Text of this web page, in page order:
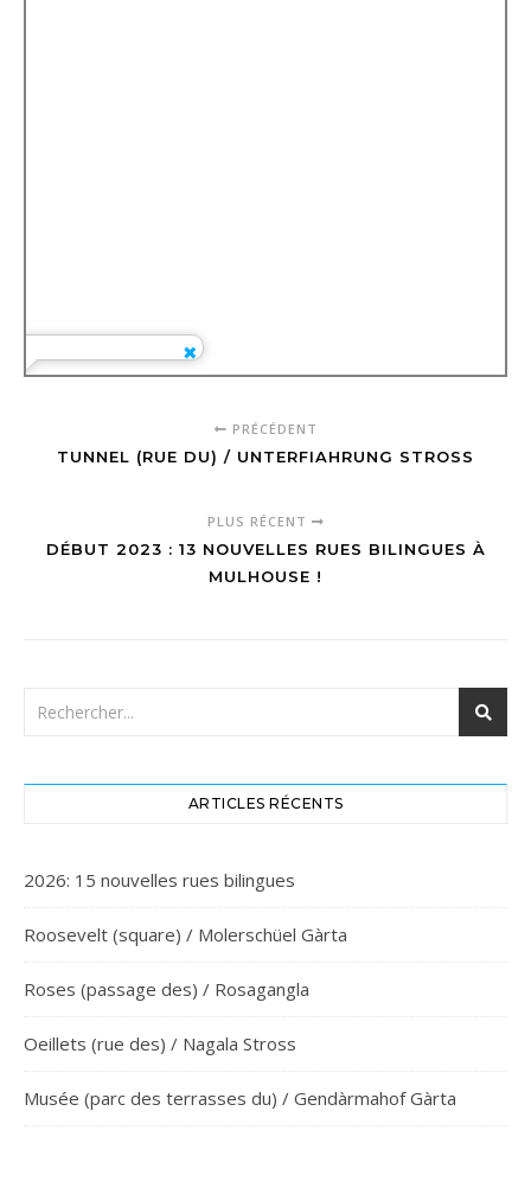
PRÉCÉDENT
TUNNEL (RUE DU) / UNTERFIAHRUNG STROSS
PLUS RÉCENT
DÉBUT 2023 : 13 NOUVELLES RUES BILINGUES À
MULHOUSE !
ARTICLES RÉCENTS
2026: 15 nouvelles rues bilingues
Roosevelt (square) / Molerschüel Gàrta
Roses (passage des) / Rosagangla
Oeillets (rue des) / Nagala Stross
Musée (parc des terrasses du) / Gendàrmahof Gàrta